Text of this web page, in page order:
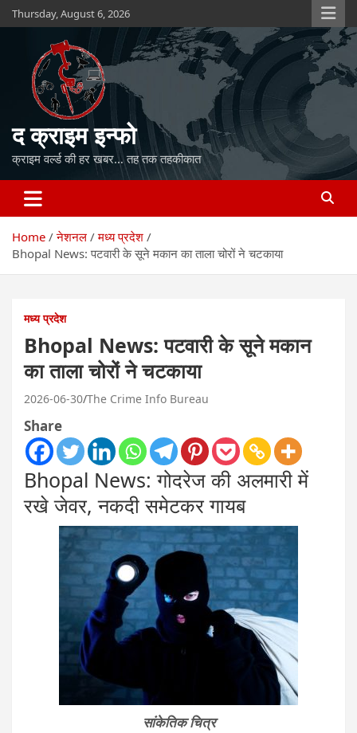
Skip
to
Thursday, August 6, 2026
द क्राइम इन्फो
क्राइम वर्ल्ड की हर खबर… तह तक तहकीकात
Home नेशनल
मध्य प्रदेश
Bhopal News: पटवारी के सूने मकान का ताला चोरों ने चटकाया
मध्य प्रदेश
Bhopal News: पटवारी के सूने मकान
का ताला चोरों ने चटकाया
2026-06-30 The Crime Info Bureau
Share
Bhopal News: गोदरेज की अलमारी में
रखे जेवर, नकदी समेटकर गायब
सांकेतिक चित्र